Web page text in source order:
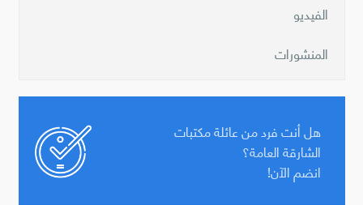
الفيديو
المنشورات
هل أنت فرد من عائلة مكتبات
الشارقة العامة؟
انضم الآن!